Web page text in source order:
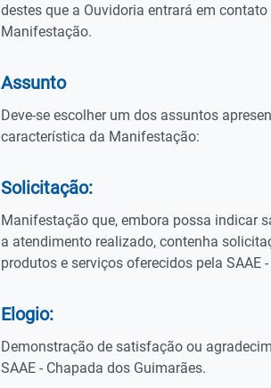
destes que a Ouvidoria entrará em
Manifestação.
Assunto
Deve-se escolher um dos assuntos
característica da Manifestação:
Solicitação:
Manifestação que, embora possa indicar
a atendimento realizado, contenha
produtos e serviços oferecidos pela SAAE
Elogio:
Demonstração de satisfação ou
SAAE - Chapada dos Guimarães.